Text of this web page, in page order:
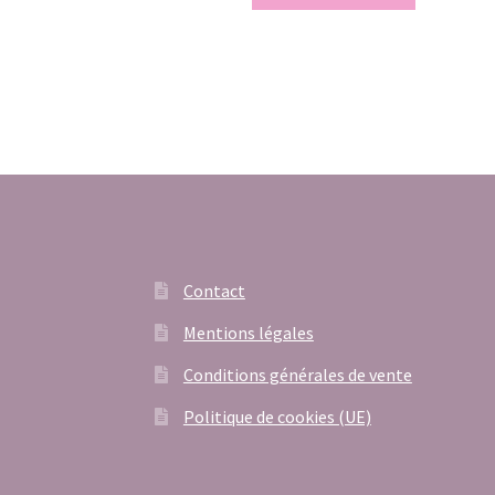
était :
est :
Contact
Mentions légales
Conditions générales de vente
Politique de cookies (UE)